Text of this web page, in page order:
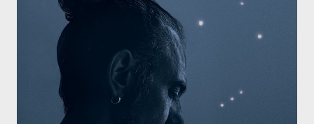
La canzone racconta la difficoltà di creare, e perfino di esistere,
sotto il peso della realtà. Ma lo fa cercando una via d’uscita, una
forma di assoluzione, nel vivere e nel suonare, nel trovare respiro
anche quando l’aria sembra farsi più densa. Il brano è anche una
dichiarazione d’intenti: Cico Messina apre il suo nuovo percorso
artistico con una composizi...